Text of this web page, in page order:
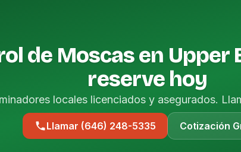
de Moscas en Upper
reserve hoy
locales licenciados y asegurados.
Llamar (646) 248-5335 Cotización